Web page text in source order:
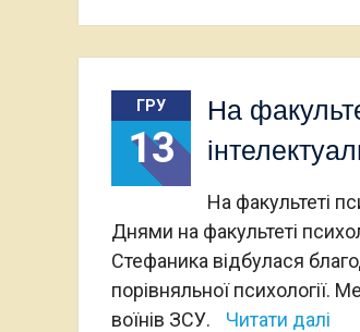
ГРУ
13
На
На факультеті
Днями на факультеті
Стефаника відбулася
порівняльної психології.
воїнів ЗСУ.
Читати далі